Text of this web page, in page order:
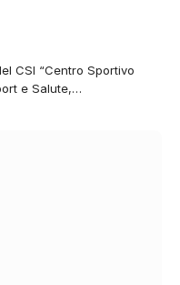
CSI “Centro Sportivo
e Salute,…